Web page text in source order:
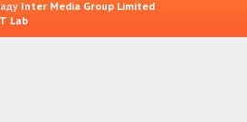
Inter Media Group Limited
Lab